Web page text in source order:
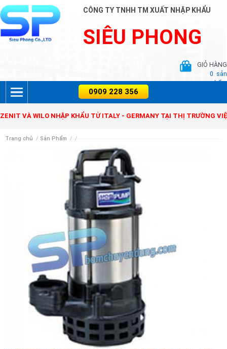
CÔNG TY TNHH TM XUẤT NHẬP KHẨU
SIÊU PHONG
GIỎ HÀNG
0 sản
phẩm
WILO NHẬP KHẨU TỪ ITALY - GERMANY TẠI THỊ TRƯỜNG VIỆT
Trang chủ / Sản Phẩm / /